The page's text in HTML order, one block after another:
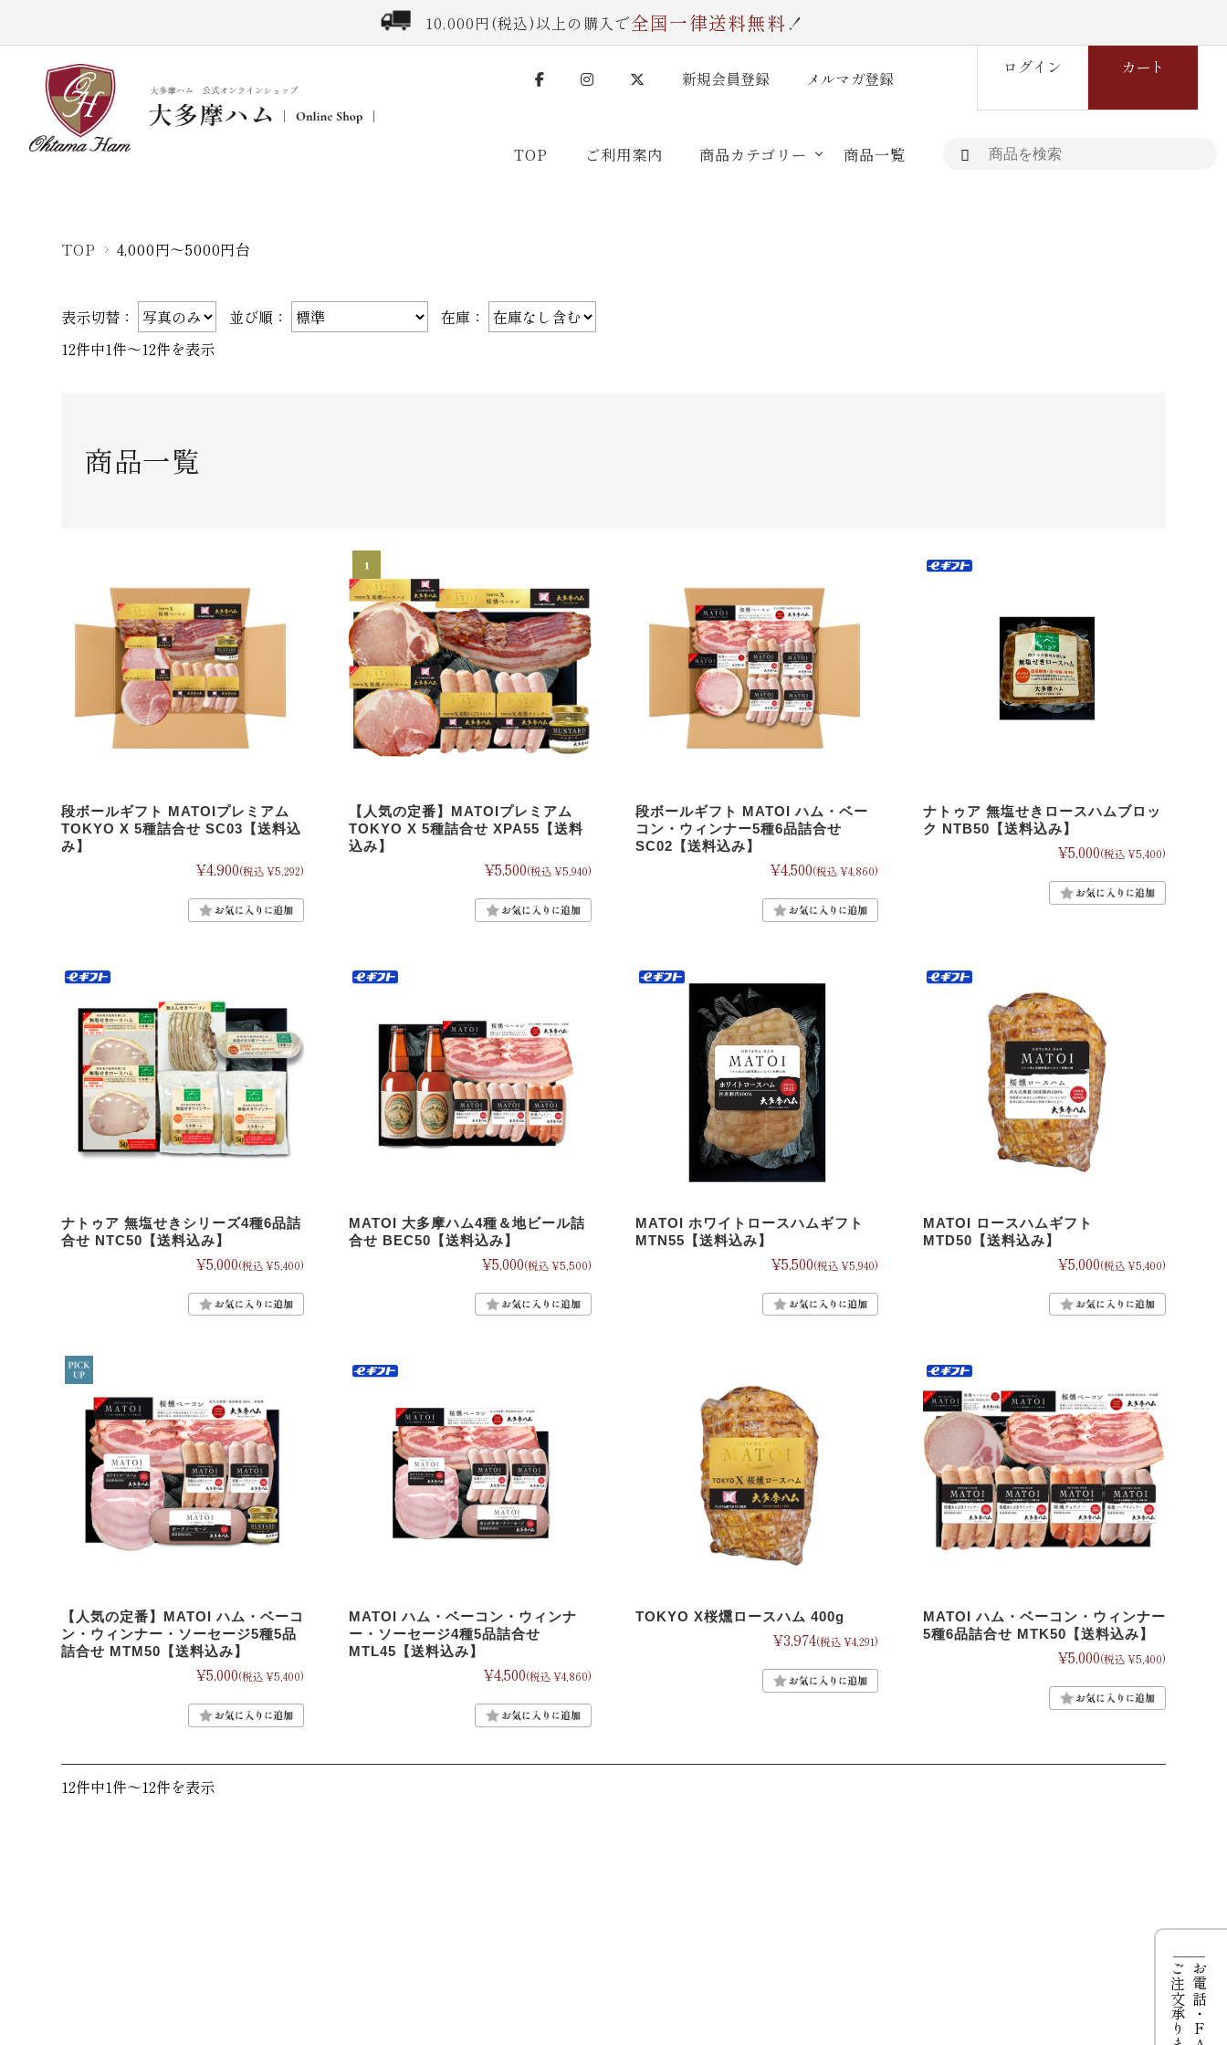
10,000円(税込)以上の購入で全国一律送料無料 ！
新規会員登録 メルマガ登録
ログイン カート
TOP ご利用案内 商品カテゴリー
手さげ袋
商品一覧
TOP 4,000円〜5000円台
表示切替： 並び順：
在庫：
12件中1件〜12件を表示
商品一覧
段ボールギフト MATOIプレミアム
TOKYO X 5種詰合せ SC03【送料込
み】
¥4,900(税込 ¥5,292)
【人気の定番】MATOIプレミアム
TOKYO X 5種詰合せ XPA55【送料
込み】
¥5,500(税込 ¥5,940)
段ボールギフト MATOI ハム・ベー
コン・ウィンナー5種6品詰合せ
SC02【送料込み】
¥4,500(税込 ¥4,860)
ナトゥア 無塩せきロースハムブロッ
ク NTB50【送料込み】
¥5,000(税込 ¥5,400)
ナトゥア 無塩せきシリーズ4種6品詰
合せ NTC50【送料込み】
¥5,000(税込 ¥5,400)
MATOI 大多摩ハム4種＆地ビール詰
合せ BEC50【送料込み】
¥5,000(税込 ¥5,500)
MATOI ホワイトロースハムギフト
MTN55【送料込み】
¥5,500(税込 ¥5,940)
MATOI ロースハムギフト
MTD50【送料込み】
¥5,000(税込 ¥5,400)
【人気の定番】MATOI ハム・ベーコ
ン・ウィンナー・ソーセージ5種5品
詰合せ MTM50【送料込み】
¥5,000(税込 ¥5,400)
MATOI ハム・ベーコン・ウィンナ
ー・ソーセージ4種5品詰合せ
MTL45【送料込み】
¥4,500(税込 ¥4,860)
TOKYO X桜燻ロースハム 400g
¥3,974(税込 ¥4,291)
MATOI ハム・ベーコン・ウィンナー
5種6品詰合せ MTK50【送料込み】
¥5,000(税込 ¥5,400)
12件中1件〜12件を表示
ご注文承ります